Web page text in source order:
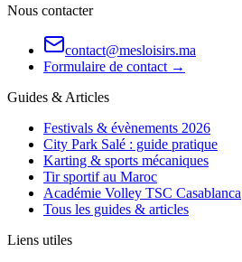
Nous contacter
contact@mesloisirs.ma
Formulaire de contact →
Guides & Articles
Festivals & évènements 2026
City Park Salé : guide pratique
Karting & sports mécaniques
Tir sportif au Maroc
Académie Volley TSC Casablanca
Tous les guides & articles
Liens utiles